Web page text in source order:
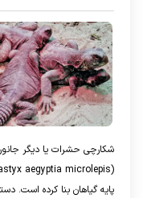
شکارچی حشرات یا دیگر
پایه گیاهان بنا کرده است.